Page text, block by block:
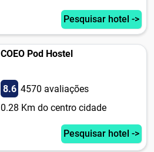
Pesquisar hotel ->
COEO Pod Hostel
8.6 4570 avaliações
0.28 Km do centro cidade
Pesquisar hotel ->